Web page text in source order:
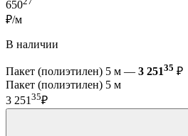
650
₽/м
В наличии
Пакет (полиэтилен) 5 м — 3 25135 ₽
Пакет (полиэтилен) 5 м
3 25135₽